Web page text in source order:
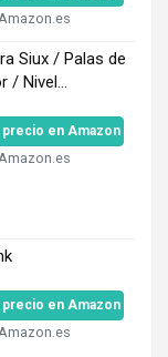
Amazon.es
Siux / Palas de
/ Nivel...
precio en Amazon
Amazon.es
precio en Amazon
Amazon.es